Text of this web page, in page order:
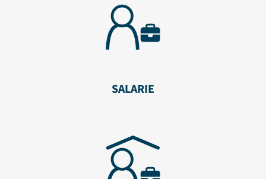
SALARIE